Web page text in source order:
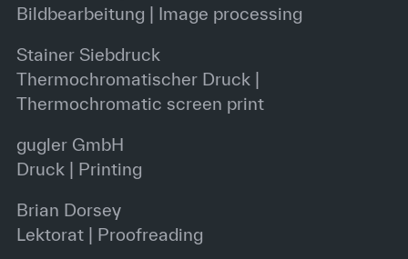
Bildbearbeitung | Image processing
Stainer Siebdruck
Thermochromatischer Druck |
Thermochromatic screen print
gugler GmbH
Druck | Printing
Brian Dorsey
Lektorat | Proofreading